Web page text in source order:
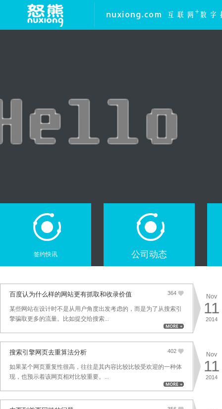
签约快讯 公司动态
百度认为什么样的网站更有抓取和收录价值 364
某些网站在设计时不是从用户角度出发考虑的，而是为了从搜索引
擎骗取更多的流量。比如提交给搜索...
Nov
11
2014
搜索引擎网页去重算法分析 402
如果某个网页重复性很高，往往是其内容比较比较受欢迎的一种体
现，也预示着该网页相对比较重要。...
Nov
11
2014